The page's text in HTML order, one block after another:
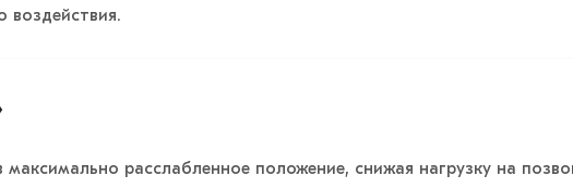
воздействия.
максимально расслабленное положение, снижая нагрузку на